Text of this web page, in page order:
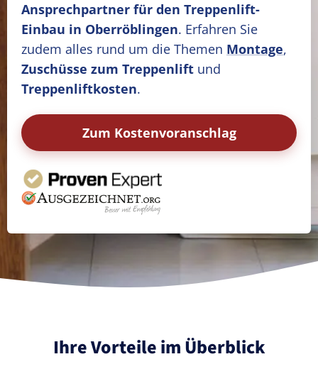
Ansprechpartner für den Treppenlift-
Einbau in Oberröblingen. Erfahren Sie
zudem alles rund um die Themen Montage,
Zuschüsse zum Treppenlift und
Treppenliftkosten.
Zum Kostenvoranschlag
Ihre Vorteile im Überblick